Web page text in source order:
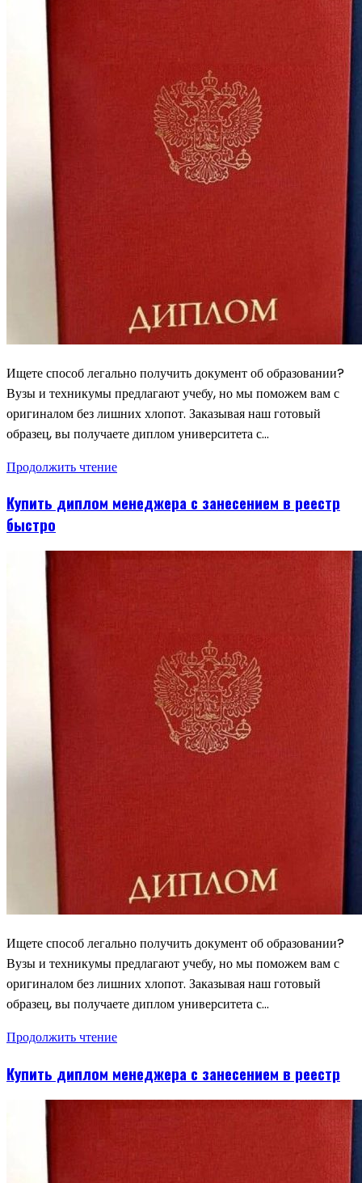
Ищете способ легально получить документ об образовании?
Вузы и техникумы предлагают учебу, но мы поможем вам с
оригиналом без лишних хлопот. Заказывая наш готовый
образец, вы получаете диплом университета с…
Продолжить чтение
Купить диплом менеджера с занесением в реестр
быстро
Ищете способ легально получить документ об образовании?
Вузы и техникумы предлагают учебу, но мы поможем вам с
оригиналом без лишних хлопот. Заказывая наш готовый
образец, вы получаете диплом университета с…
Продолжить чтение
Купить диплом менеджера с занесением в реестр